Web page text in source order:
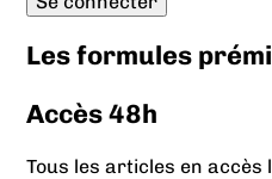
Les formules
Accès 48h
Tous les articles en accès